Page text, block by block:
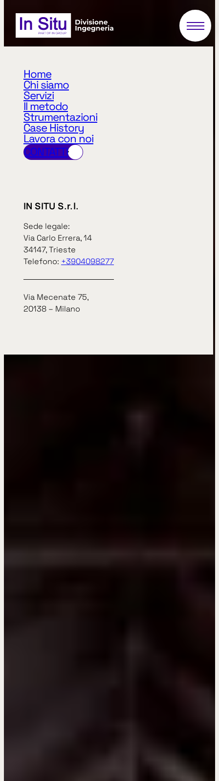
Home
Chi siamo
Servizi
Il metodo
Strumentazioni
Case History
Lavora con noi
arrow_right_alt arrow_right_alt
CONTATTI
IN SITU S.r.l.
Sede legale:
Via Carlo Errera, 14
34147, Trieste
Telefono: +3904098277
Via Mecenate 75,
20138 – Milano